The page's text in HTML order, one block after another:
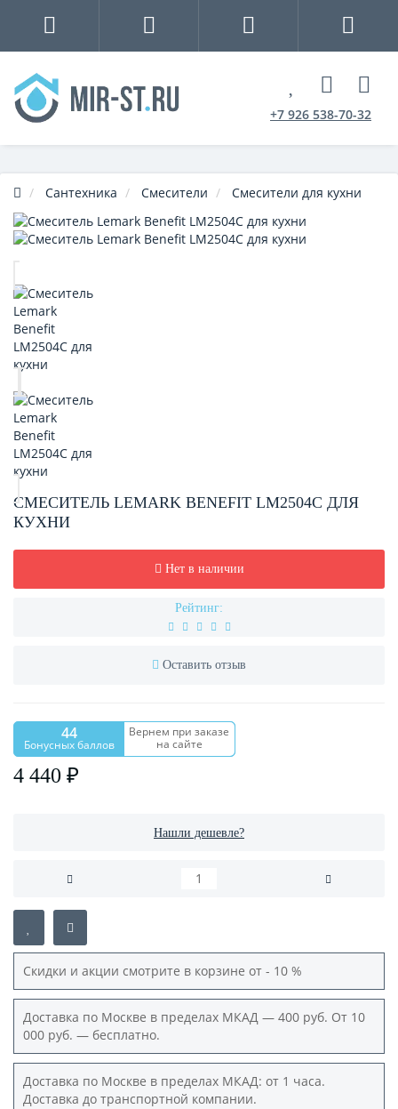
+7 926 538-70-32
Сантехника Смесители Смесители для кухни
СМЕСИТЕЛЬ LEMARK BENEFIT LM2504C ДЛЯ
КУХНИ
Нет в наличии
Рейтинг:
Оставить отзыв
44
Бонусных баллов
Вернем при заказе
на сайте
4 440 ₽
Нашли дешевле?
Скидки и акции смотрите в корзине от - 10 %
Доставка по Москве в пределах МКАД — 400 руб. От 10
000 руб. — бесплатно.
Доставка по Москве в пределах МКАД: от 1 часа.
Доставка до транспортной компании.